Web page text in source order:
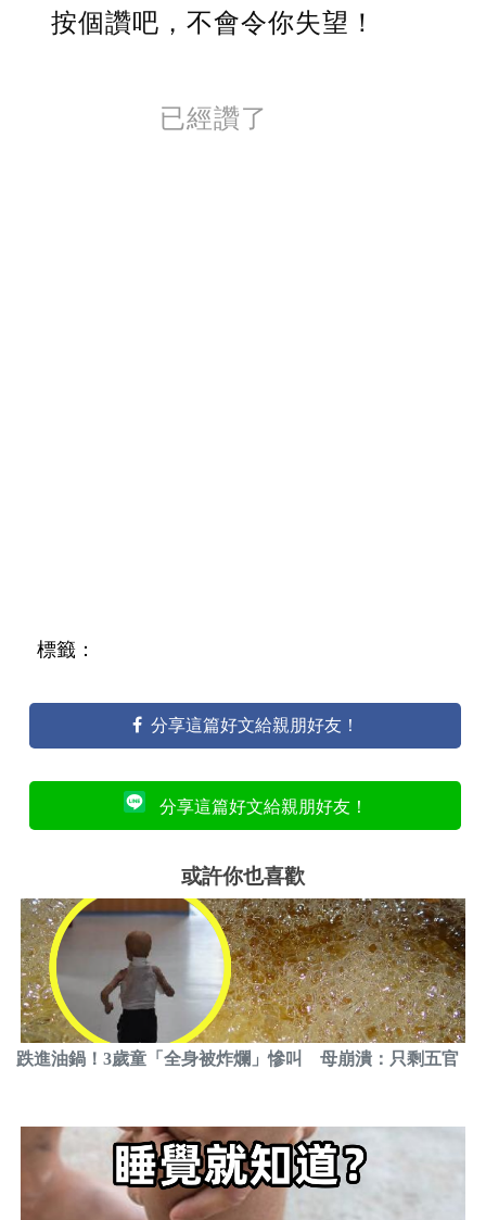
按個讚吧，不會令你失望！
已經讚了
標籤：
分享這篇好文給親朋好友！
分享這篇好文給親朋好友！
或許你也喜歡
跌進油鍋！3歲童「全身被炸爛」慘叫 母崩潰：只剩五官